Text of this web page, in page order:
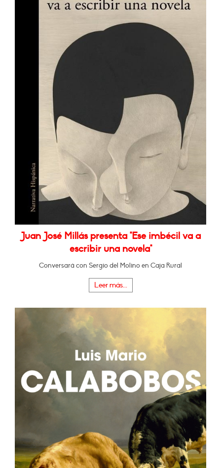
Juan José Millás presenta "Ese imbécil va a
escribir una novela"
Conversará con Sergio del Molino en Caja Rural
Leer más...